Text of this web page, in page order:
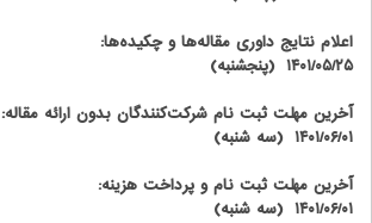
اعلام نتایج داوری مقاله‌ها و چکیده‌ها:
۱۴۰۱/۰۵/۲۵ (پنجشنبه)
آخرین مهلت ثبت نام شرکت‌کنندگان بدون ارائه مقاله:
۱۴۰۱/۰۶/۰۱ (سه شنبه)
آخرین مهلت ثبت نام و پرداخت هزینه:
۱۴۰۱/۰۶/۰۱ (سه شنبه)